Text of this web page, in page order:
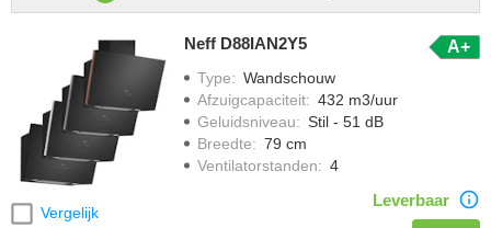
Vergelijk
Neff D88IAN2Y5 A+
Type: Wandschouw
Afzuigcapaciteit: 432 m3/uur
Geluidsniveau: Stil - 51 dB
Breedte: 79 cm
Ventilatorstanden: 4
Leverbaar